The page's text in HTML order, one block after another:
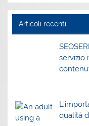
Articoli recenti
servizio
qualità